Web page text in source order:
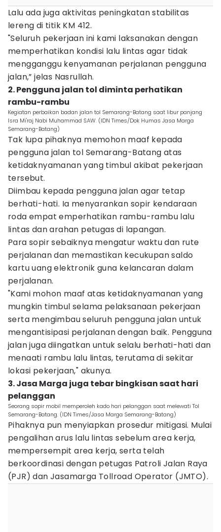
Lalu ada juga aktivitas peningkatan stabilitas
lereng di titik KM 412.
"Seluruh pekerjaan ini kami laksanakan dengan
memperhatikan kondisi lalu lintas agar tidak
mengganggu kenyamanan perjalanan pengguna
jalan,” jelas Nasrullah.
2. Pengguna jalan tol diminta perhatikan
rambu-rambu
Kegiatan perbaikan badan jalan tol Semarang-Batang saat libur panjang
Isra Mi'raj Nabi Muhammad SAW. (IDN Times/Dok Humas Jasa Marga
Semarang-Batang)
Tak lupa pihaknya memohon maaf kepada
pengguna jalan tol Semarang-Batang atas
ketidaknyamanan yang timbul akibat pekerjaan
tersebut.
Diimbau kepada pengguna jalan agar tetap
berhati-hati. Ia menyarankan sopir kendaraan
roda empat emperhatikan rambu-rambu lalu
lintas dan arahan petugas di lapangan.
Para sopir sebaiknya mengatur waktu dan rute
perjalanan dan memastikan kecukupan saldo
kartu uang elektronik guna kelancaran dalam
perjalanan.
"Kami mohon maaf atas ketidaknyamanan yang
mungkin timbul selama pelaksanaan pekerjaan
serta mengimbau seluruh pengguna jalan untuk
mengantisipasi perjalanan dengan baik. Pengguna
jalan juga diingatkan untuk selalu berhati-hati dan
menaati rambu lalu lintas, terutama di sekitar
lokasi pekerjaan," akunya.
3. Jasa Marga juga tebar bingkisan saat hari
pelanggan
Seorang sopir mobil memperoleh kado hari pelanggan saat melewati Tol
Semarang-Batang. (IDN Times/Jasa Marga Semarang-Batang)
Pihaknya pun menyiapkan prosedur mitigasi. Mulai
pengalihan arus lalu lintas sebelum area kerja,
mempersempit area kerja, serta telah
berkoordinasi dengan petugas Patroli Jalan Raya
(PJR) dan Jasamarga Tollroad Operator (JMTO).